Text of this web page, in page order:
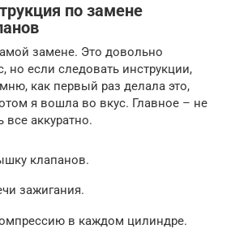
по замене
замене. Это довольно
но если следовать инструкции,
как первый раз делала это,
я вошла во вкус. Главное – не
все аккуратно.
клапанов.
зажигания.
в каждом цилиндре.